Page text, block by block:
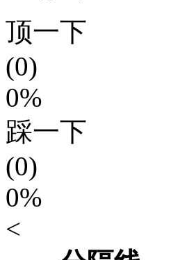
顶一下
(0)
0%
踩一下
(0)
0%
<